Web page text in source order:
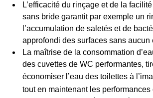
L’efficacité du rinçage et de la
sans bride garantit par exemple un
l’accumulation de saletés et de
approfondi des surfaces sans aucun
La maîtrise de la consommation
des cuvettes de WC performantes,
économiser l’eau des toilettes à
tout en maintenant les